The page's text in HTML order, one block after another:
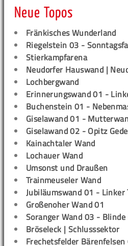
Neue Topos
Fränkisches Wunderland
Riegelstein 03 -
Stierkampfarena
Neudorfer Hauswand |
Lochbergwand
Erinnerungswand 01 -
Buchenstein 01 -
Giselawand 01 -
Giselawand 02 - Opitz
Kainachtaler Wand
Lochauer Wand
Umsonst und Draußen
Trainmeuseler Wand
Jubiläumswand 01 - Linker
Großenoher Wand 01
Soranger Wand 03 - Blinde
Bröseleck | Schlusssektor
Frechetsfelder